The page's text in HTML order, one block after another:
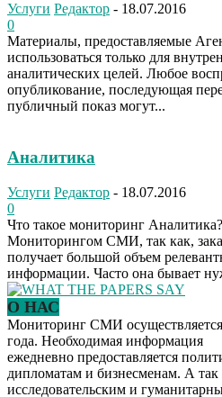
Услуги Редактор - 18.07.2016
0
Материалы, предоставляемые
использоваться только для
аналитических целей. Любое
опубликование, последующая
публичный показ могут...
Аналитика
Услуги Редактор - 18.07.2016
0
Что такое мониторинг
Мониторингом СМИ, так как,
получает большой объем
информации. Часто она бывает
О НАС
Мониторинг СМИ осуществляется
года. Необходимая информация
ежедневно предоставляется
дипломатам и бизнесменам. А
исследовательским и